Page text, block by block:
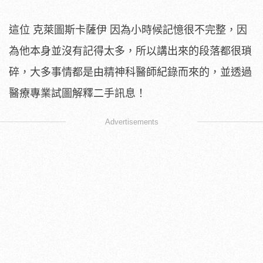
這位 克萊圖斯卡薩伊 因為小時候記憶很不完整，因
為他本身並沒有記得太多，所以講出來的段落都很瑣
碎，大多事情都是由精神科醫師紀錄而來的，並透過
醫療專業試圖解釋二手訊息！
Advertisements